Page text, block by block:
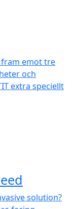
fram emot tre
och
extra speciellt
solution?